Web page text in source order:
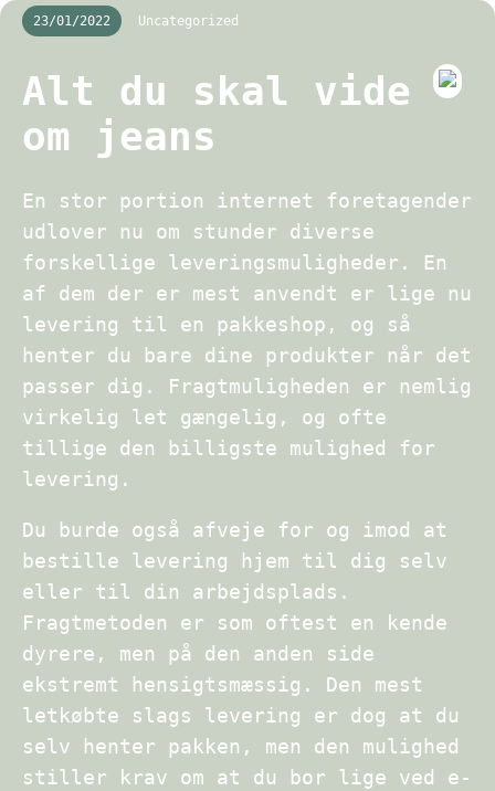
23/01/2022 Uncategorized
Alt du skal vide
om jeans
En stor portion internet foretagender
udlover nu om stunder diverse
forskellige leveringsmuligheder. En
af dem der er mest anvendt er lige nu
levering til en pakkeshop, og så
henter du bare dine produkter når det
passer dig. Fragtmuligheden er nemlig
virkelig let gængelig, og ofte
tillige den billigste mulighed for
levering.
Du burde også afveje for og imod at
bestille levering hjem til dig selv
eller til din arbejdsplads.
Fragtmetoden er som oftest en kende
dyrere, men på den anden side
ekstremt hensigtsmæssig. Den mest
letkøbte slags levering er dog at du
selv henter pakken, men den mulighed
stiller krav om at du bor lige ved e-